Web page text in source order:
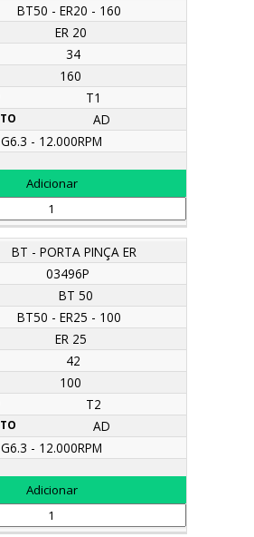
BT50 - ER20 - 160
ER 20
34
160
T1
AD
G6.3 - 12.000RPM
BT - PORTA PINÇA ER
03496P
BT 50
BT50 - ER25 - 100
ER 25
42
100
T2
AD
G6.3 - 12.000RPM